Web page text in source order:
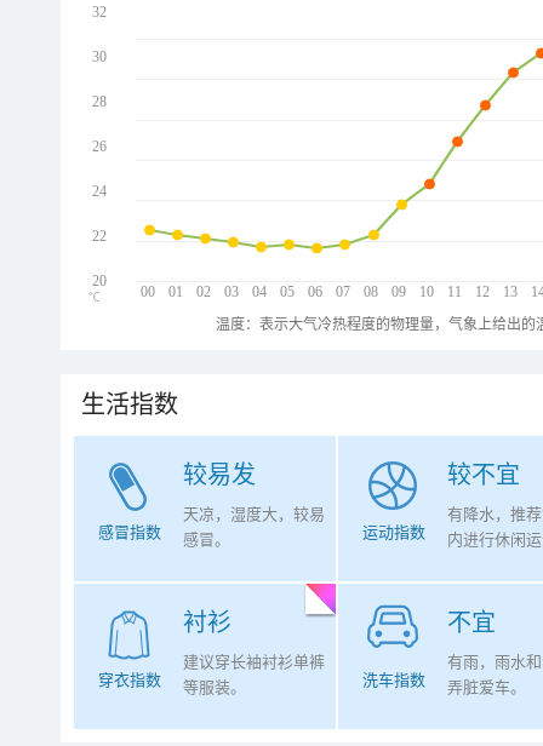
00 01 02 03 04 05 06 07 08 09 10 11 12 13
32
30
28
26
24
22
20
℃
温度：表示大气冷热程度的物理量，气象上给出
生活指数
较易发
感冒指数
天凉，湿度大，较易
感冒。
较不宜
运动指数
有降水，推
内进行休闲
衬衫
穿衣指数
建议穿长袖衬衫单裤
等服装。
不宜
洗车指数
有雨，雨水
弄脏爱车。